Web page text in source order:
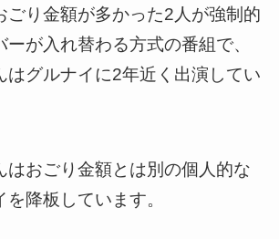
ごり金額が多かった2人が強制的
が入れ替わる方式の番組で、
はグルナイに2年近く出演してい
はおごり金額とは別の個人的な
降板しています。